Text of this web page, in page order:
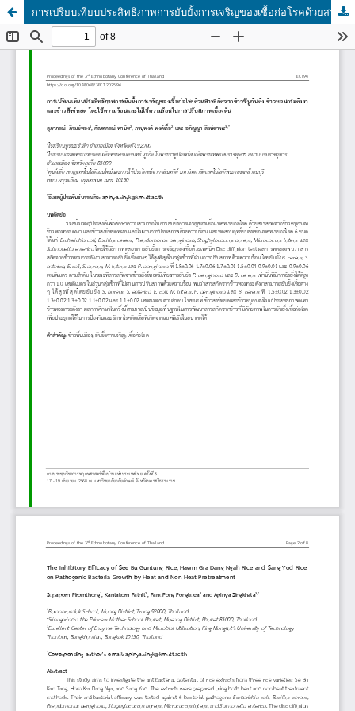
การเปรียบเทียบประสิทธิภาพการยับยั้งการเจริญของเชื้อก่อโรคด้วยสารสกัดจากข้าวซีบูกันตัง ข้าวหอมกระดังงาและข้าวสังข์หยด โดยใช้ความร้อนและไม่ใช้ความร้อนในการปรับสภาพเบื้องต้น